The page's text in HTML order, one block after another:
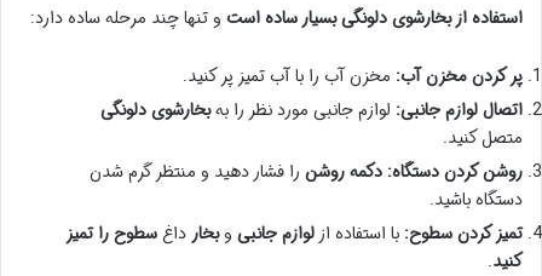
استفاده از بخارشوی دلونگی بسیار ساده است و تنها چند مرحله ساده دارد:
پر کردن مخزن آب: مخزن آب را با آب تمیز پر کنید.
اتصال لوازم جانبی: لوازم جانبی مورد نظر را بهبخارشوی دلونگی
متصل کنید.
روشن کردن دستگاه: دکمه روشن را فشار دهید و منتظر گرم شدن
دستگاه باشید.
تمیز کردن سطوح: با استفاده از لوازم جانبی وبخار داغسطوح را تمیز
کنید.